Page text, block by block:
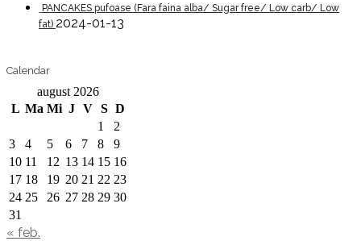
PANCAKES pufoase (Fara faina alba/ Sugar free/ Low carb/ Low
fat) 2024-01-13
Calendar
august 2026
L Ma Mi J V S D
1
2
3
4 5 6 7 8
9
10 11 12 13 14 15 16
17 18 19 20 21 22 23
24 25 26 27 28 29 30
31
« feb.